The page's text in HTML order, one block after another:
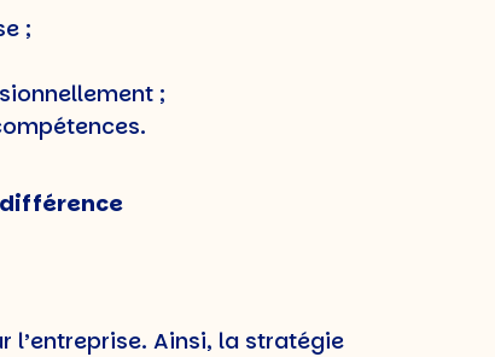
;
;
l’entreprise. Ainsi, la stratégie